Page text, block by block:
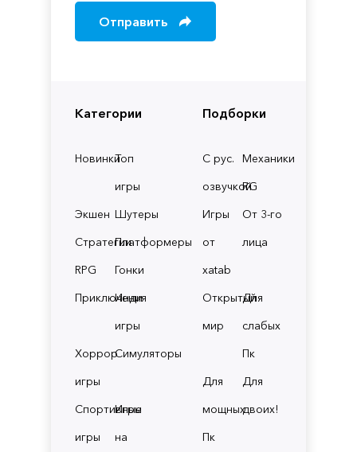
Категории
НовинкиТоп
игры
Экшен Шутеры
СтратегииПлатформеры
RPG
Гонки
Приключения
Инди
игры
Хоррор
игры
Симуляторы
Спортивные
игры
Игры
на
Подборки
С рус.
озвучкой
Механики
RG
Игры
от
xatab
От 3-го
лица
Открытый
мир
Для
слабых
Пк
Для
мощных
Пк
Для
двоих!
Отправить